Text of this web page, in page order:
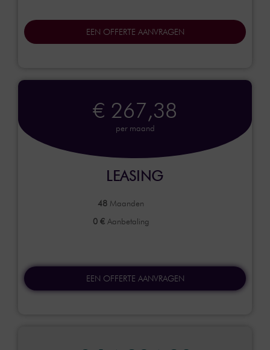
EEN OFFERTE AANVRAGEN
€ 267,38
per maand
LEASING
48 Maanden
0 €Aanbetaling
EEN OFFERTE AANVRAGEN